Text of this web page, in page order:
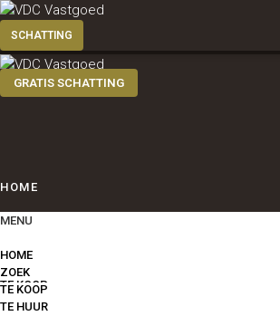
GRATIS SCHATTING
HOME
TE KOOP
MENU
HOME
ZOEK
TE KOOP
TE HUUR